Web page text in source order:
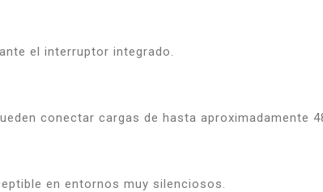
el interruptor integrado.
conectar cargas de hasta aproximadamente
en entornos muy silenciosos.